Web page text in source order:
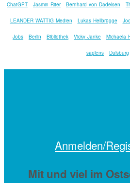
ChatGPT Jasmin Riter Bernhard von Dadelsen
LEANDER WATTIG Medien Lukas Hellbrügge
Jobs Berlin Bibliothek Vicky Janke Michaela
sapiens Duisburg
Anmelden/
Mit und viel im